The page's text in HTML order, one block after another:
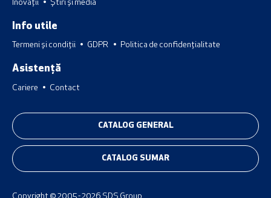
Inovații Știri și media
Info utile
Termeni și condiții GDPR Politica de confidențialitate
Asistență
Cariere Contact
CATALOG GENERAL
CATALOG SUMAR